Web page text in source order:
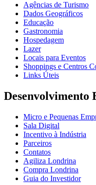
Agências de Turismo
Dados Geográficos
Educação
Gastronomia
Hospedagem
Lazer
Locais para Eventos
Shoppings e Centros
Links Úteis
Desenvolvimento
Micro e Pequenas
Sala Digital
Incentivo à Indústria
Parceiros
Contatos
Agiliza Londrina
Compra Londrina
Guia do Investidor